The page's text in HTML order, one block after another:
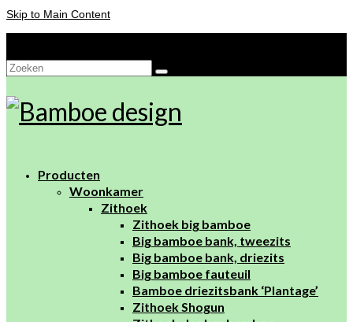
Skip to Main Content
Zoeken
Producten
Woonkamer
Zithoek
Zithoek big bamboe
Big bamboe bank, tweezits
Big bamboe bank, driezits
Big bamboe fauteuil
Bamboe driezitsbank ‘Plantage’
Zithoek Shogun